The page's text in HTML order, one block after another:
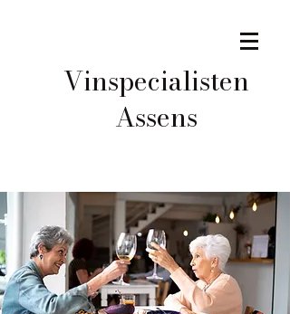
Vinspecialisten
Assens